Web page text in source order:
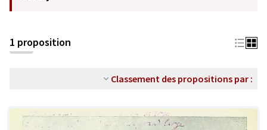
1 proposition
Classement des propositions par :